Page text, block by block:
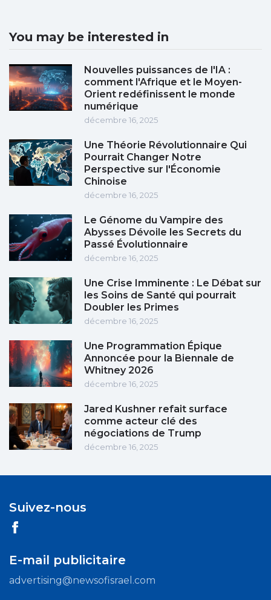
You may be interested in
Nouvelles puissances de l'IA :
comment l'Afrique et le Moyen-
Orient redéfinissent le monde
numérique
décembre 16, 2025
Une Théorie Révolutionnaire Qui
Pourrait Changer Notre
Perspective sur l'Économie
Chinoise
décembre 16, 2025
Le Génome du Vampire des
Abysses Dévoile les Secrets du
Passé Évolutionnaire
décembre 16, 2025
Une Crise Imminente : Le Débat sur
les Soins de Santé qui pourrait
Doubler les Primes
décembre 16, 2025
Une Programmation Épique
Annoncée pour la Biennale de
Whitney 2026
décembre 16, 2025
Jared Kushner refait surface
comme acteur clé des
négociations de Trump
décembre 16, 2025
Suivez-nous
E-mail publicitaire
advertising@newsofisrael.com